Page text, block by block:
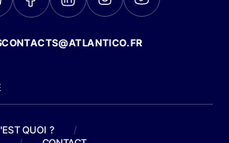
QUOI ?
/